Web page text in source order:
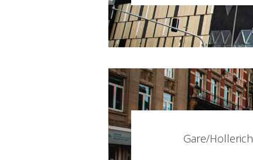
Gare/Hollerich